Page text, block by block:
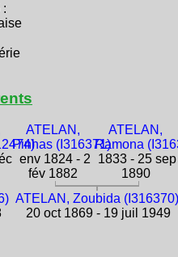
:
ATELAN,
Pinhas (I316371)
env 1824 - 2
fév 1882
ATELAN,
Ramona
1833 - 25 sep
1890
ATELAN, Zoubida (I316370)
20 oct 1869 - 19 juil 1949